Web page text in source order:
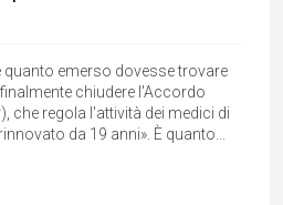
quanto emerso dovesse trovare
chiudere l'Accordo
che regola l'attività dei medici di
da 19 anni». È quanto...